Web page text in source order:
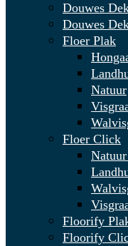
Douwes
Douwes
Floer Plak
Natuur
Floer Click
Floorify
Floorify